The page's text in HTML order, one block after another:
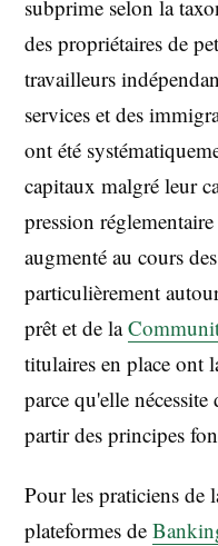
subprime selon la
des propriétaires de
travailleurs
services et des
ont été
capitaux malgré leur
pression
augmenté au cours
particulièrement
prêt et de la
titulaires en place ont
parce qu'elle
partir des principes
Pour les praticiens de
plateformes de